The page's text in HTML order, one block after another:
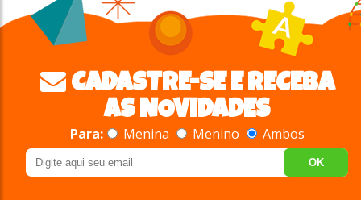
CADASTRE-SE E RECEBA
AS NOVIDADES
Para: Menina Menino Ambos
OK